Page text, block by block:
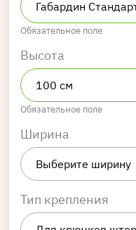
Обязательное поле
Высота
Обязательное поле
Ширина
Тип крепления